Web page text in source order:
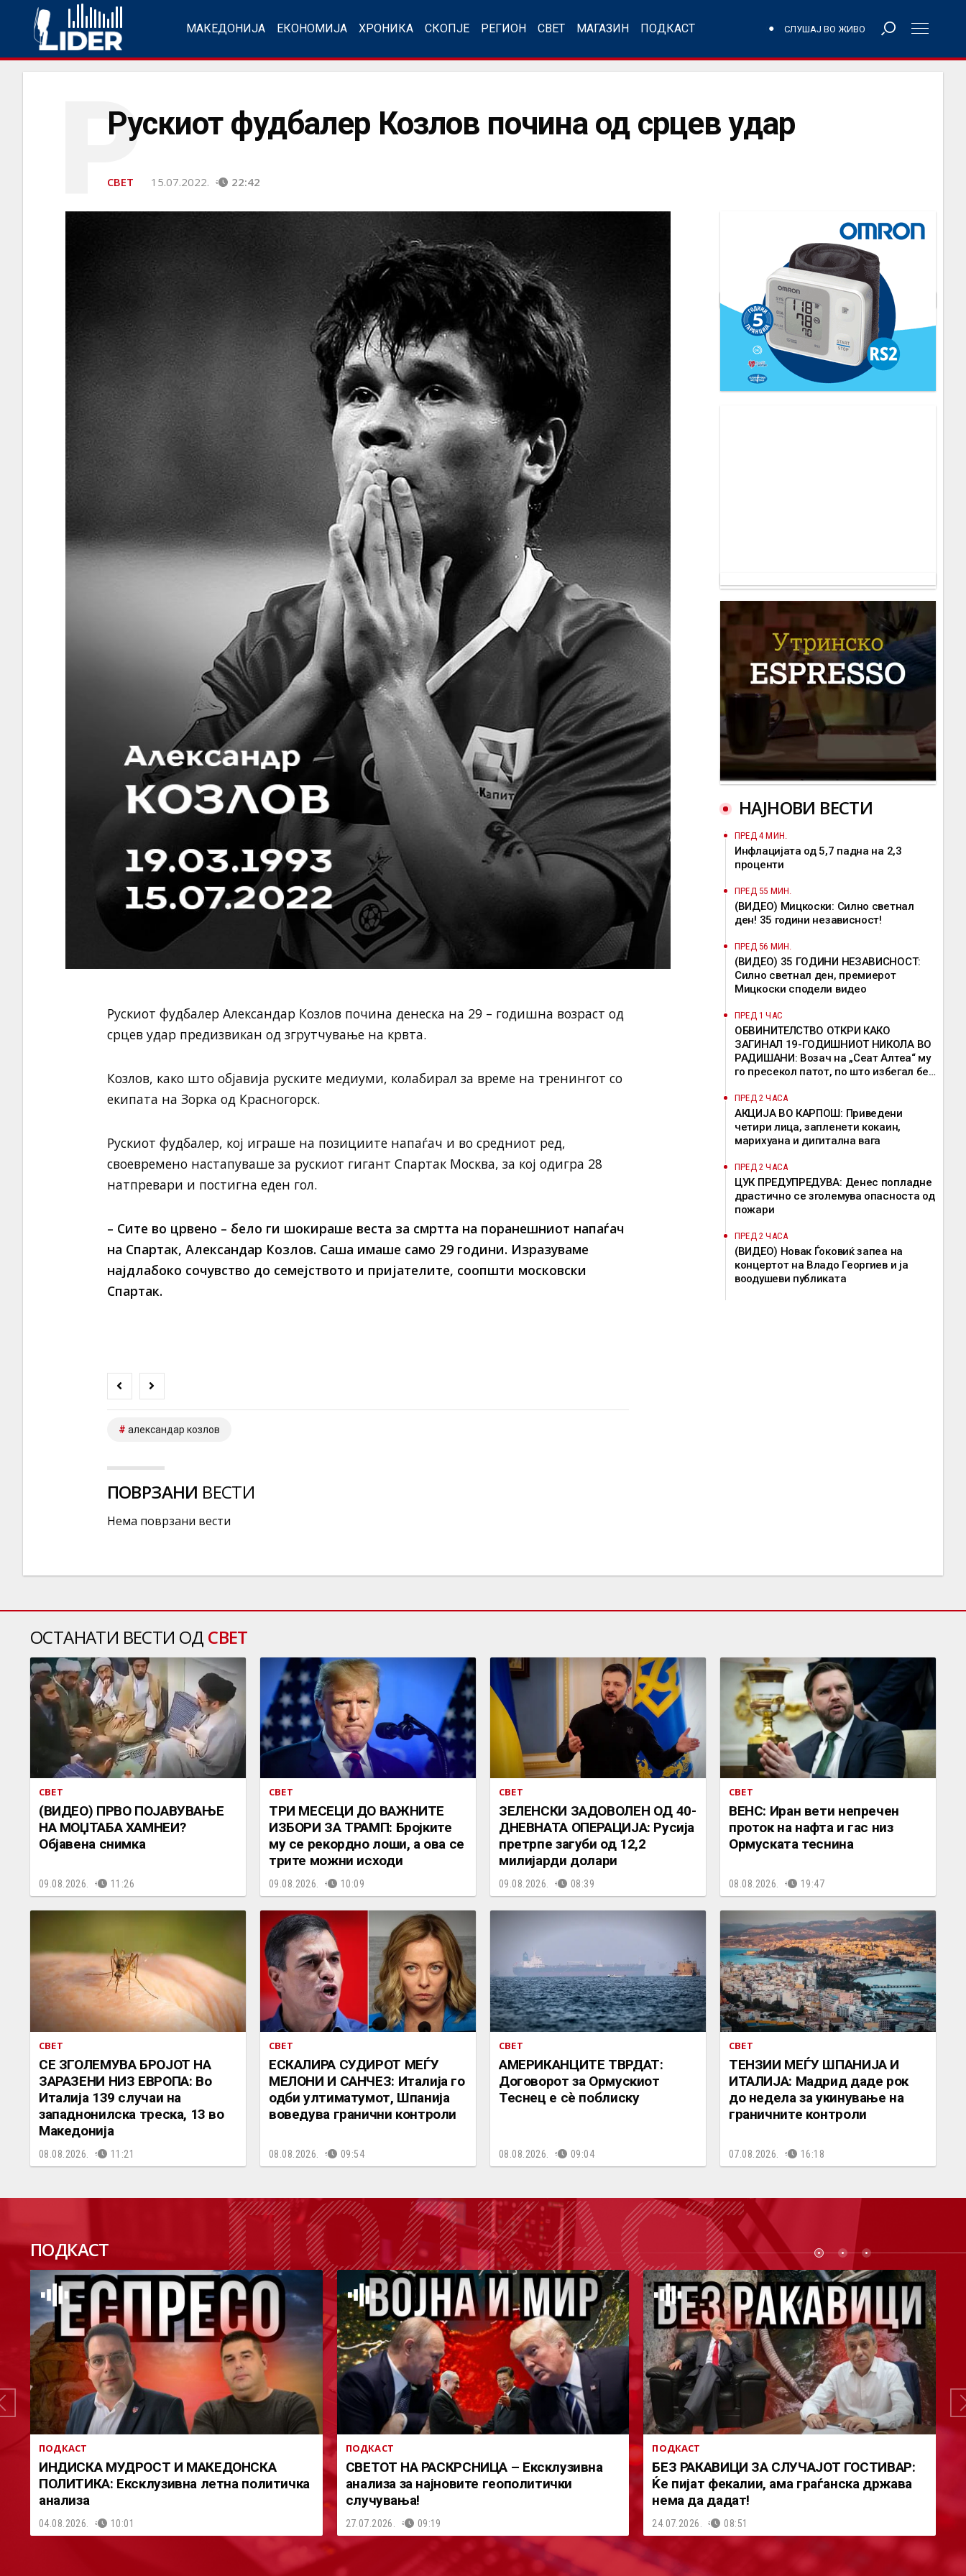
МАКЕДОНИЈА ЕКОНОМИЈА ХРОНИКА СКОПЈЕ РЕГИОН СВЕТ МАГАЗИН ПОДКАСТ СЛУШАЈ ВО ЖИВО
Рускиот фудбалер Козлов почина од срцев удар
Р
СВЕТ 15.07.2022. 22:42
Рускиот фудбалер Александар Козлов почина денеска на 29 – годишна возраст од
срцев удар предизвикан од згрутчување на крвта.
Козлов, како што објавија руските медиуми, колабирал за време на тренингот со
екипата на Зорка од Красногорск.
Рускиот фудбалер, кој играше на позициите напаѓач и во средниот ред,
своевремено настапуваше за рускиот гигант Спартак Москва, за кој одигра 28
натпревари и постигна еден гол.
– Сите во црвено – бело ги шокираше веста за смртта на поранешниот напаѓач
на Спартак, Александар Козлов. Саша имаше само 29 години. Изразуваме
најдлабоко сочувство до семејството и пријателите, соопшти московски
Спартак.
александар козлов
ПОВРЗАНИ ВЕСТИ
Нема поврзани вести
НАЈНОВИ ВЕСТИ
ПРЕД 4 МИН.
Инфлацијата од 5,7 падна на 2,3
проценти
ПРЕД 55 МИН.
(ВИДЕО) Мицкоски: Силно светнал
ден! 35 години независност!
ПРЕД 56 МИН.
(ВИДЕО) 35 ГОДИНИ НЕЗАВИСНОСТ:
Силно светнал ден, премиерот
Мицкоски сподели видео
ПРЕД 1 ЧАС
ОБВИНИТЕЛСТВО ОТКРИ КАКО
ЗАГИНАЛ 19-ГОДИШНИОТ НИКОЛА ВО
РАДИШАНИ: Возач на „Сеат Алтеа“ му
го пресекол патот, по што избегал без
ПРЕД 2 ЧАСА
АКЦИЈА ВО КАРПОШ: Приведени
четири лица, запленети кокаин,
марихуана и дигитална вага
ПРЕД 2 ЧАСА
ЦУК ПРЕДУПРЕДУВА: Денес попладне
драстично се зголемува опасноста од
пожари
ПРЕД 2 ЧАСА
(ВИДЕО) Новак Ѓоковиќ запеа на
концертот на Владo Георгиев и ја
воодушеви публиката
ОСТАНАТИ ВЕСТИ ОД СВЕТ
СВЕТ
(ВИДЕО) ПРВО ПОЈАВУВАЊЕ
НА МОЏТАБА ХАМНЕИ?
Објавена снимка
09.08.2026. 11:26
СВЕТ
ТРИ МЕСЕЦИ ДО ВАЖНИТЕ
ИЗБОРИ ЗА ТРАМП: Бројките
му се рекордно лоши, а ова се
трите можни исходи
09.08.2026. 10:09
СВЕТ
ЗЕЛЕНСКИ ЗАДОВОЛЕН ОД 40-
ДНЕВНАТА ОПЕРАЦИЈА: Русија
претрпе загуби од 12,2
милијарди долари
09.08.2026. 08:39
СВЕТ
ВЕНС: Иран вети непречен
проток на нафта и гас низ
Ормуската теснина
08.08.2026. 19:47
СВЕТ
СЕ ЗГОЛЕМУВА БРОЈОТ НА
ЗАРАЗЕНИ НИЗ ЕВРОПА: Во
Италија 139 случаи на
западнонилска треска, 13 во
Македонија
08.08.2026. 11:21
СВЕТ
ЕСКАЛИРА СУДИРОТ МЕЃУ
МЕЛОНИ И САНЧЕЗ: Италија го
одби ултиматумот, Шпанија
воведува гранични контроли
08.08.2026. 09:54
СВЕТ
АМЕРИКАНЦИТЕ ТВРДАТ:
Договорот за Ормускиот
Теснец е сè поблиску
08.08.2026. 09:04
СВЕТ
ТЕНЗИИ МЕЃУ ШПАНИЈА И
ИТАЛИЈА: Мадрид даде рок
до недела за укинување на
граничните контроли
07.08.2026. 16:18
ПОДКАСТ ПОДКАСТ
ПОДКАСТ
ИНДИСКА МУДРОСТ И МАКЕДОНСКА
ПОЛИТИКА: Ексклузивна летна политичка
анализа
04.08.2026. 10:01
ПОДКАСТ
СВЕТОТ НА РАСКРСНИЦА – Ексклузивна
анализа за најновите геополитички
случувања!
27.07.2026. 09:19
ПОДКАСТ
БЕЗ РАКАВИЦИ ЗА СЛУЧАЈОТ ГОСТИВАР:
Ќе пијат фекалии, ама граѓанска држава
нема да дадат!
24.07.2026. 08:51